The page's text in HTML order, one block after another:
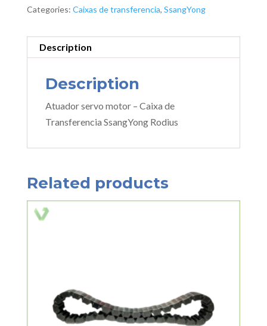
Categories: Caixas de transferencia, SsangYong
Description
Description
Atuador servo motor – Caixa de
Transferencia SsangYong Rodius
Related products